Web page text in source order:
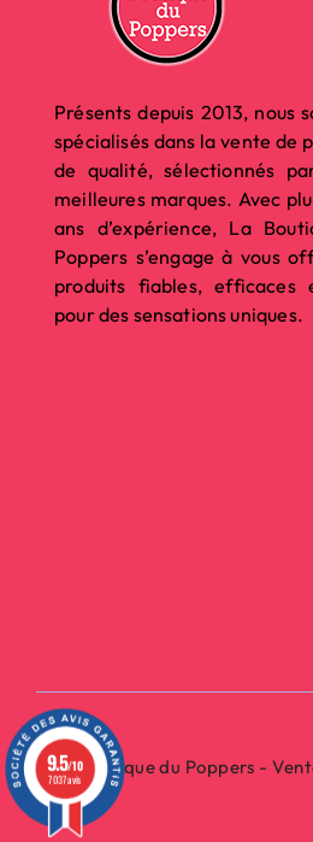
Présents depuis 2013, nous
spécialisés dans la vente de
de qualité, sélectionnés
meilleures marques. Avec
ans d’expérience, La
Poppers s’engage à vous
produits fiables, efficaces
pour des sensations uniques.
La Boutique du Poppers -
9.5/10
7037 avis